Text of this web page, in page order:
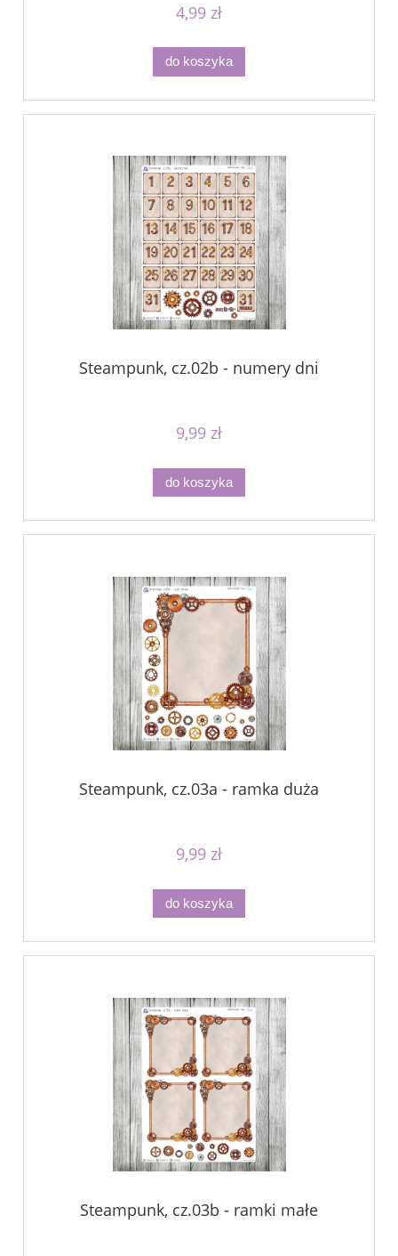
4,99 zł
do koszyka
Steampunk, cz.02b - numery dni
9,99 zł
do koszyka
Steampunk, cz.03a - ramka duża
9,99 zł
do koszyka
Steampunk, cz.03b - ramki małe